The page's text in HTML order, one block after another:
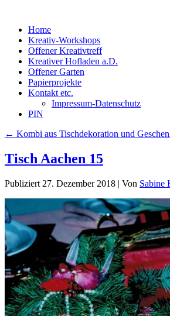
Home
Kreativ-Workshops
Offener Kreativtreff
Kreativer Hofladen a.D.
Offener Garten
Papierprojekte
Kontakt etc.
Impressum-Datenschutz
PIN
← Kombi aus Tischdekoration und
Tisch Aachen 15
Publiziert 27. Dezember 2018 | Von Sabine